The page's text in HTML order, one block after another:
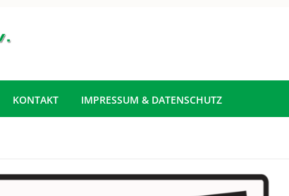
KONTAKT IMPRESSUM & DATENSCHUTZ